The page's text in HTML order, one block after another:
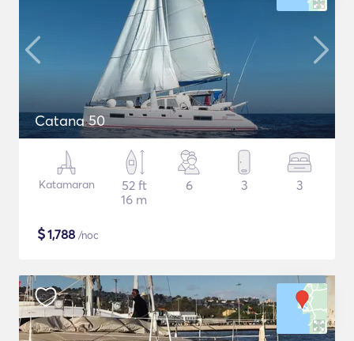
Catana 50
Katamaran
52 ft
16 m
6 3 3
$1,788 /noc